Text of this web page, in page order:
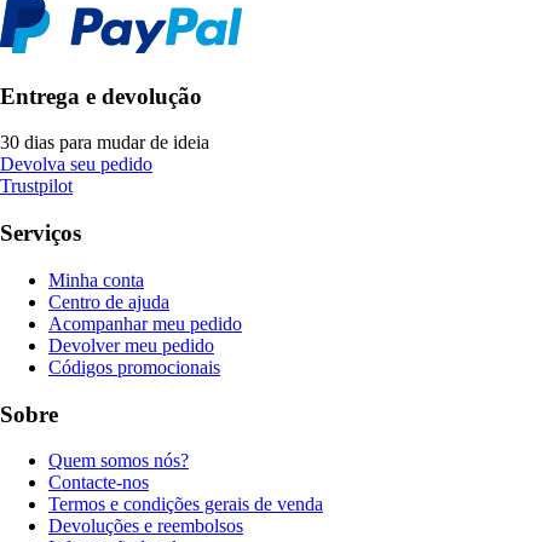
Entrega e devolução
30 dias para mudar de ideia
Devolva seu pedido
Trustpilot
Serviços
Minha conta
Centro de ajuda
Acompanhar meu pedido
Devolver meu pedido
Códigos promocionais
Sobre
Quem somos nós?
Contacte-nos
Termos e condições gerais de venda
Devoluções e reembolsos